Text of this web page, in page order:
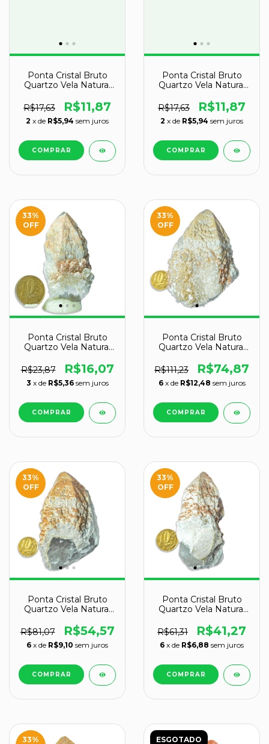
Ponta Cristal Bruto
Quartzo Vela Natural
g
R$17,63 R$11,87
2 x de R$5,94 sem juros
Ponta Cristal Bruto
Quartzo Vela Natural
g
R$17,63 R$11,87
2 x de R$5,94 sem juros
33%
OFF
Ponta Cristal Bruto
Quartzo Vela Natural
g
R$23,87 R$16,07
3 x de R$5,36 sem juros
33%
OFF
Ponta Cristal Bruto
Quartzo Vela Natural
321 g
R$111,23 R$74,87
6 x de R$12,48 sem juros
33%
OFF
Ponta Cristal Bruto
Quartzo Vela Natural
225 g
R$81,07 R$54,57
6 x de R$9,10 sem juros
33%
OFF
Ponta Cristal Bruto
Quartzo Vela Natural
163 g
R$61,31 R$41,27
6 x de R$6,88 sem juros
33% ESGOTADO